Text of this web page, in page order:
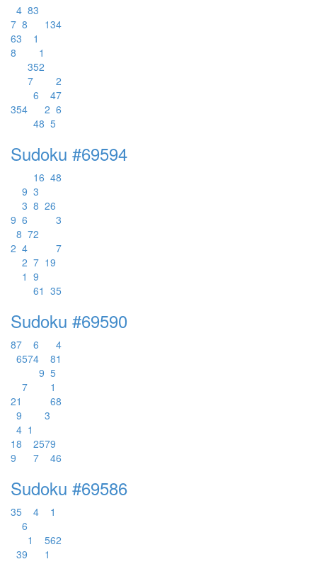
4 83
7 8 134
63
1
8
1
352
7
2
6
47
354 2 6
48 5
Sudoku #69594
16 48
9 3
3 8 26
9 6
3
8 72
2 4
7
2 7 19
1 9
61 35
Sudoku #69590
87 6
4
6574 81
9 5
7
1
21 68
9
3
4 1
18 2579
9
7 46
Sudoku #69586
35 4
1
6
1
562
39
1